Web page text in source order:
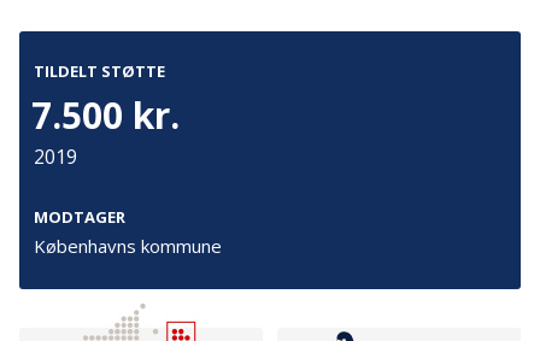
TILDELT STØTTE
7.500 kr.
2019
MODTAGER
Københavns kommune
Tilmeld nyhedsbrev
De seneste nyheder om TrygFondens og TryghedsGruppens
aktiviteter direkte i din indbakke.
Tilmeld